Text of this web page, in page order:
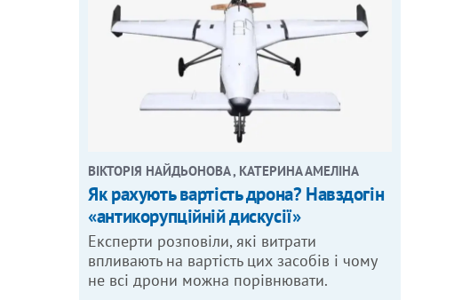
ВІКТОРІЯ НАЙДЬОНОВА , КАТЕРИНА АМЕЛІНА
Як рахують вартість дрона? Навздогін
«антикорупційній дискусії»
Експерти розповіли, які витрати
впливають на вартість цих засобів і чому
не всі дрони можна порівнювати.